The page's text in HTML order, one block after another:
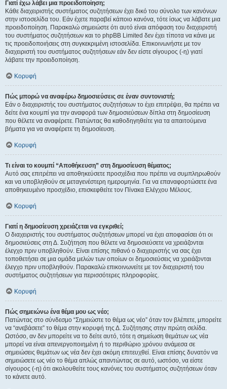
Γιατί έχω λάβει μια προειδοποίηση;
Κάθε διαχειριστής συστήματος συζητήσεων έχει δικό του σύνολο των κανόνων
στην ιστοσελίδα του. Εάν έχετε παραβεί κάποιο κανόνα, τότε ίσως να λάβατε μια
προειδοποίηση. Παρακαλώ σημειώστε ότι αυτό είναι απόφαση του διαχειριστή
του συστήματος συζητήσεων και το phpBB Limited δεν έχει τίποτα να κάνει με
τις προειδοποιήσεις στη συγκεκριμένη ιστοσελίδα. Επικοινωνήστε με τον
διαχειριστή του συστήματος συζητήσεων εάν δεν είστε σίγουρος (-η) γιατί
λάβατε την προειδοποίηση.
Κορυφή
Πώς μπορώ να αναφέρω δημοσιεύσεις σε έναν συντονιστή;
Εάν ο διαχειριστής του συστήματος συζητήσεων το έχει επιτρέψει, θα πρέπει να
δείτε ένα κουμπί για την αναφορά των δημοσιεύσεων δίπλα στη δημοσίευση
που θέλετε να αναφέρετε. Πατώντας θα καθοδηγηθείτε για τα απαιτούμενα
βήματα για να αναφέρετε τη δημοσίευση.
Κορυφή
Τι είναι το κουμπί “Αποθήκευση” στη δημοσίευση θέματος;
Αυτό σας επιτρέπει να αποθηκεύσετε προσχέδια που πρέπει να συμπληρωθούν
και να υποβληθούν σε μεταγενέστερη ημερομηνία. Για να επαναφορτώσετε ένα
αποθηκευμένο προσχέδιο, επισκεφθείτε τον Πίνακα Ελέγχου Μέλους.
Κορυφή
Γιατί η δημοσίευση χρειάζεται να εγκριθεί;
Ο διαχειριστής του συστήματος συζητήσεων μπορεί να έχει αποφασίσει ότι οι
δημοσιεύσεις στη Δ. Συζήτηση που θέλετε να δημοσιεύσετε να χρειάζονται
έλεγχο πριν υποβληθούν. Είναι επίσης πιθανό ο διαχειριστής να σας έχει
τοποθετήσει σε μια ομάδα μελών των οποίων οι δημοσιεύσεις να χρειάζονται
έλεγχο πριν υποβληθούν. Παρακαλώ επικοινωνείτε με τον διαχειριστή του
συστήματος συζητήσεων για περισσότερες πληροφορίες.
Κορυφή
Πώς σημειώνω ένα θέμα μου ως νέο;
Πατώντας στο σύνδεσμο “Σημειώστε το θέμα ως νέο” όταν τον βλέπετε, μπορείτε
να “ανεβάσετε” το θέμα στην κορυφή της Δ. Συζήτησης στην πρώτη σελίδα.
Ωστόσο, αν δεν μπορείτε να το δείτε αυτό, τότε η σημείωση θεμάτων ως νέα
μπορεί να είναι απενεργοποιημένη ή το περιθώριο χρόνου ανάμεσα σε
σημειώσεις θεμάτων ως νέα δεν έχει ακόμη επιτευχθεί. Είναι επίσης δυνατόν να
σημειώσετε ως νέο το θέμα απλώς απαντώντας σε αυτό, ωστόσο, να είστε
σίγουρος (-η) ότι ακολουθείτε τους κανόνες του συστήματος συζητήσεων όταν
το κάνετε αυτό.